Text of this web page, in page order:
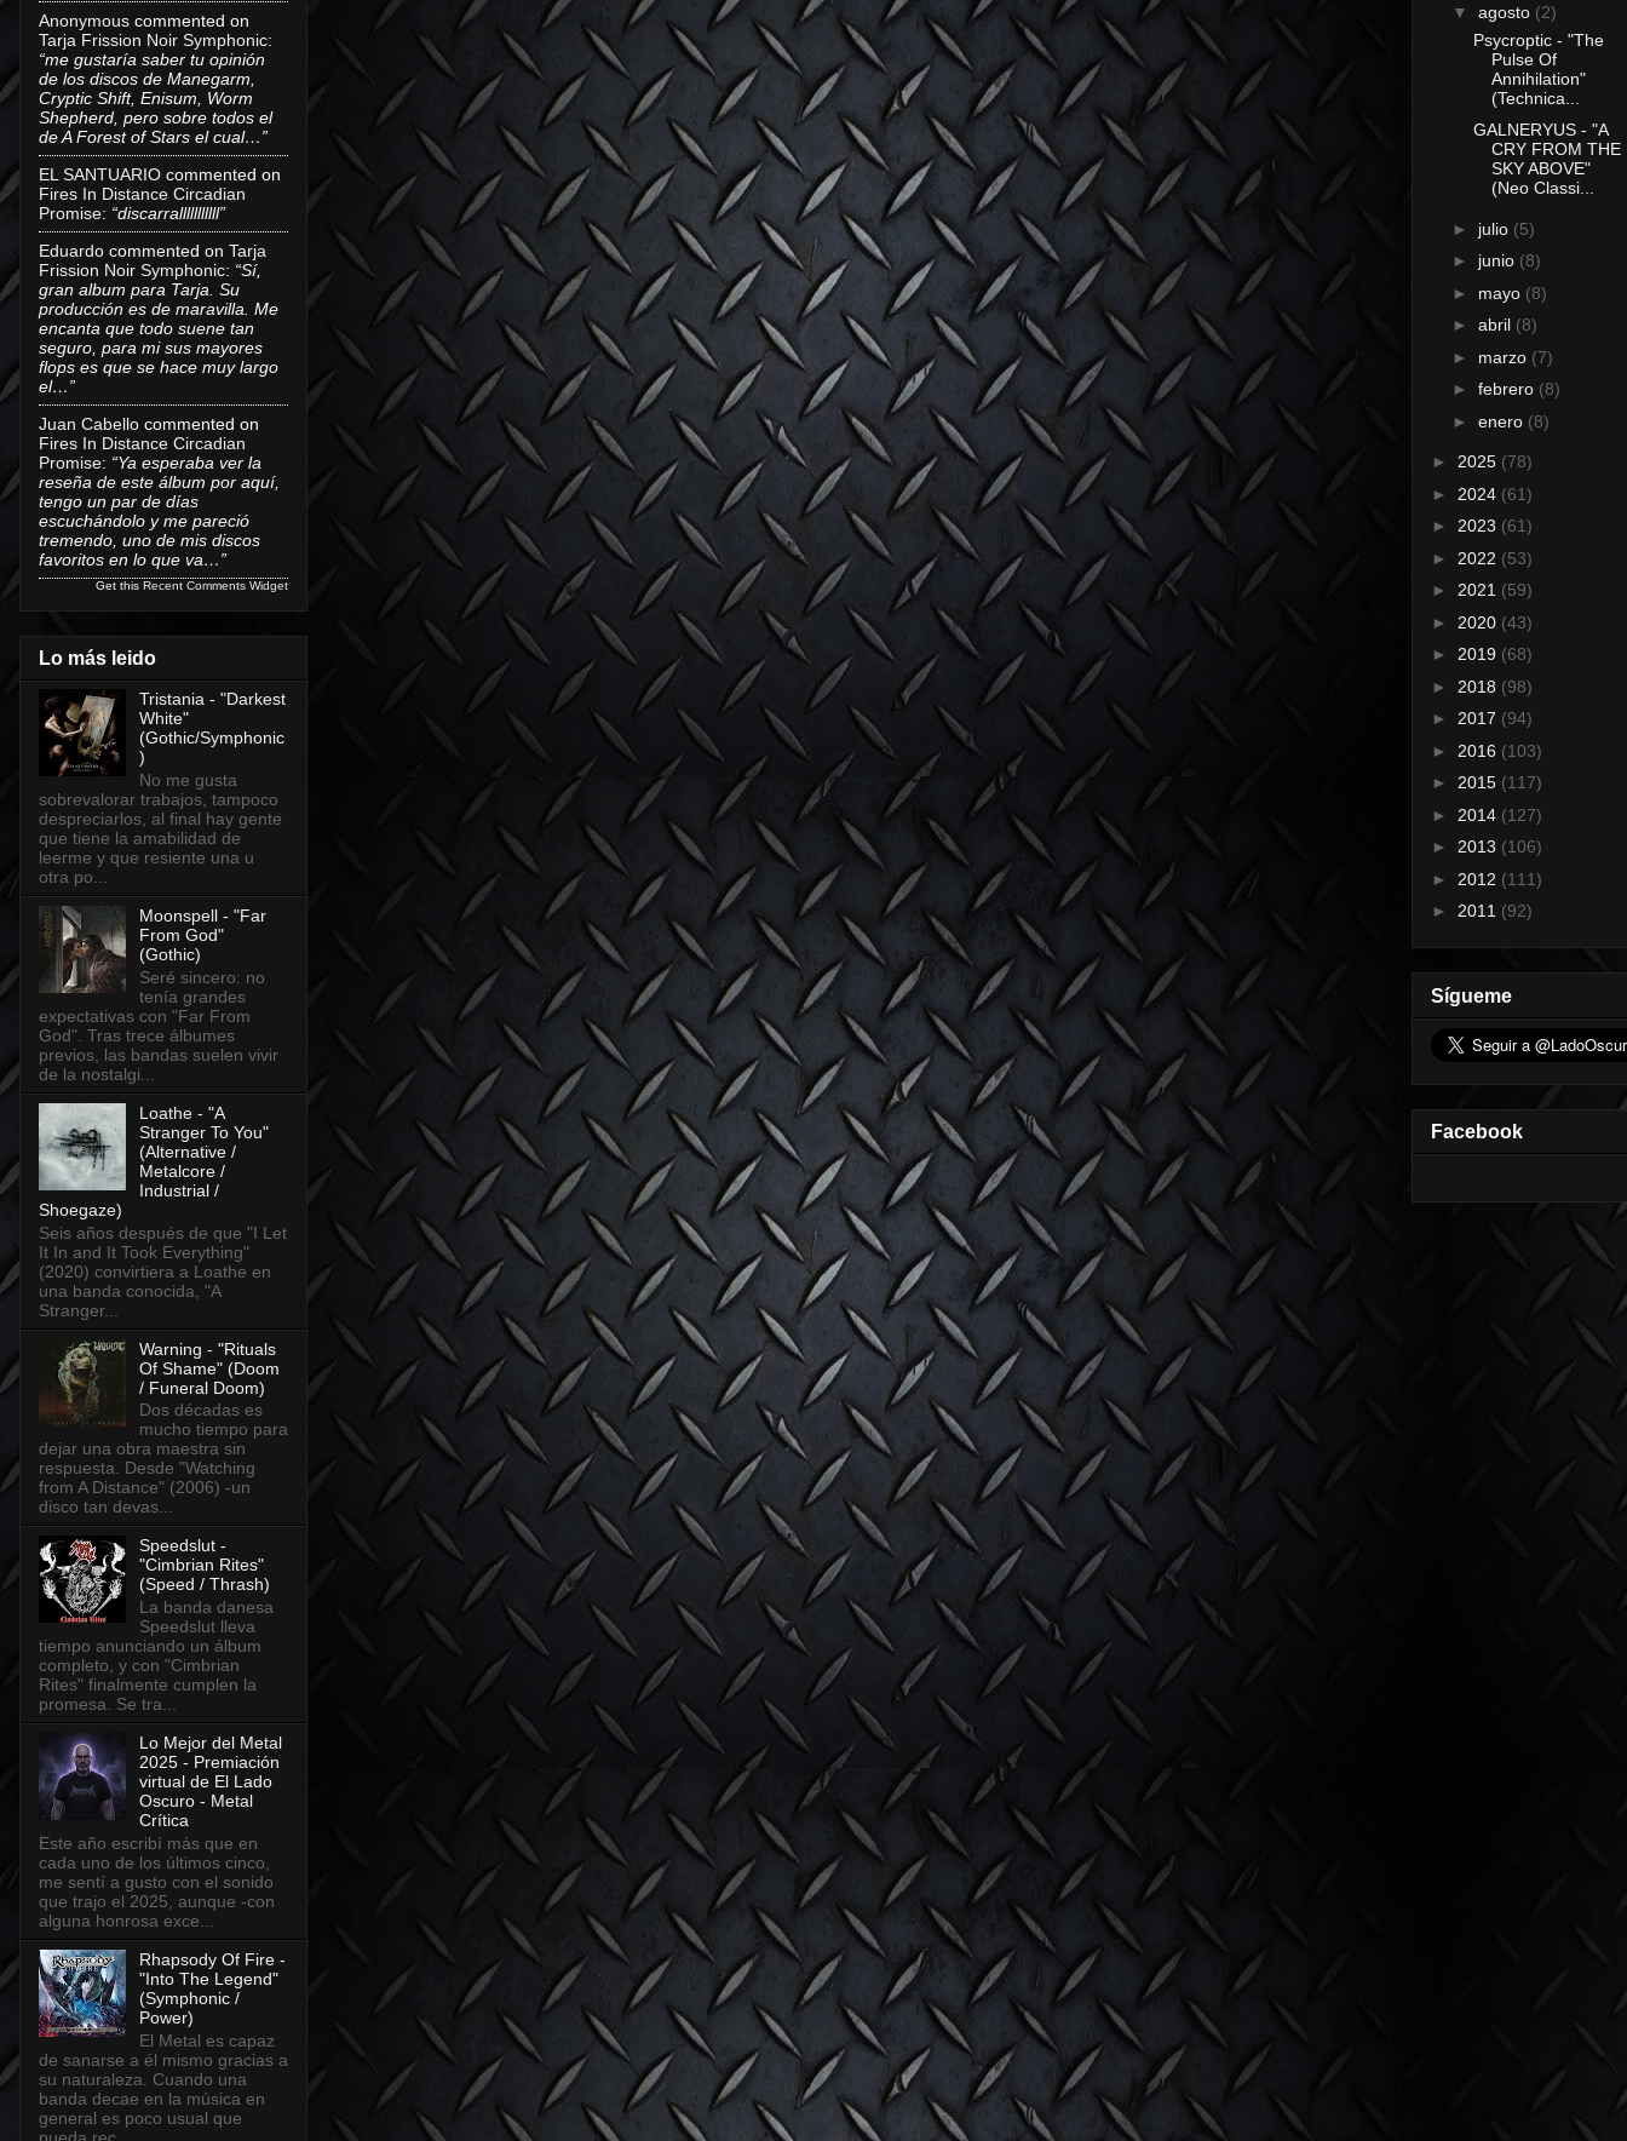
Anonymous commented on
Tarja Frission Noir Symphonic:
“me gustaría saber tu opinión
de los discos de Manegarm,
Cryptic Shift, Enisum, Worm
Shepherd, pero sobre todos el
de A Forest of Stars el cual…”
EL SANTUARIO commented on
Fires In Distance Circadian
Promise: “discarralllllllllll”
Eduardo commented on Tarja
Frission Noir Symphonic: “Sí,
gran album para Tarja. Su
producción es de maravilla. Me
encanta que todo suene tan
seguro, para mi sus mayores
flops es que se hace muy largo
el…”
Juan Cabello commented on
Fires In Distance Circadian
Promise: “Ya esperaba ver la
reseña de este álbum por aquí,
tengo un par de días
escuchándolo y me pareció
tremendo, uno de mis discos
favoritos en lo que va…”
Get this Recent Comments Widget
Lo más leido
Tristania - "Darkest
White"
(Gothic/Symphonic
)
No me gusta
sobrevalorar trabajos, tampoco
despreciarlos, al final hay gente
que tiene la amabilidad de
leerme y que resiente una u
otra po...
Moonspell - "Far
From God"
(Gothic)
Seré sincero: no
tenía grandes
expectativas con "Far From
God". Tras trece álbumes
previos, las bandas suelen vivir
de la nostalgi...
Loathe - "A
Stranger To You"
(Alternative /
Metalcore /
Industrial /
Shoegaze)
Seis años después de que "I Let
It In and It Took Everything"
(2020) convirtiera a Loathe en
una banda conocida, "A
Stranger...
Warning - "Rituals
Of Shame" (Doom
/ Funeral Doom)
Dos décadas es
mucho tiempo para
dejar una obra maestra sin
respuesta. Desde "Watching
from A Distance" (2006) -un
disco tan devas...
Speedslut -
"Cimbrian Rites"
(Speed / Thrash)
La banda danesa
Speedslut lleva
tiempo anunciando un álbum
completo, y con "Cimbrian
Rites" finalmente cumplen la
promesa. Se tra...
Lo Mejor del Metal
2025 - Premiación
virtual de El Lado
Oscuro - Metal
Crítica
Este año escribí más que en
cada uno de los últimos cinco,
me sentí a gusto con el sonido
que trajo el 2025, aunque -con
alguna honrosa exce...
Rhapsody Of Fire -
"Into The Legend"
(Symphonic /
Power)
El Metal es capaz
de sanarse a él mismo gracias a
su naturaleza. Cuando una
banda decae en la música en
general es poco usual que
pueda rec...
▼ agosto (2)
Psycroptic - "The
Pulse Of
Annihilation"
(Technica...
GALNERYUS - "A
CRY FROM THE
SKY ABOVE"
(Neo Classi...
► julio (5)
► junio (8)
► mayo (8)
► abril (8)
► marzo (7)
► febrero (8)
► enero (8)
► 2025 (78)
► 2024 (61)
► 2023 (61)
► 2022 (53)
► 2021 (59)
► 2020 (43)
► 2019 (68)
► 2018 (98)
► 2017 (94)
► 2016 (103)
► 2015 (117)
► 2014 (127)
► 2013 (106)
► 2012 (111)
► 2011 (92)
Sígueme
Facebook